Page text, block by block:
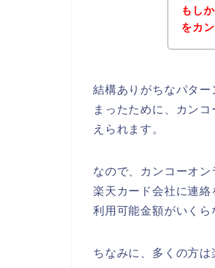
もし
をカ
結構ありがちなパタ
まったために、カン
えられます。
なので、カンコーオ
楽天カード会社に連
利用可能金額がいく
ちなみに、多くの方